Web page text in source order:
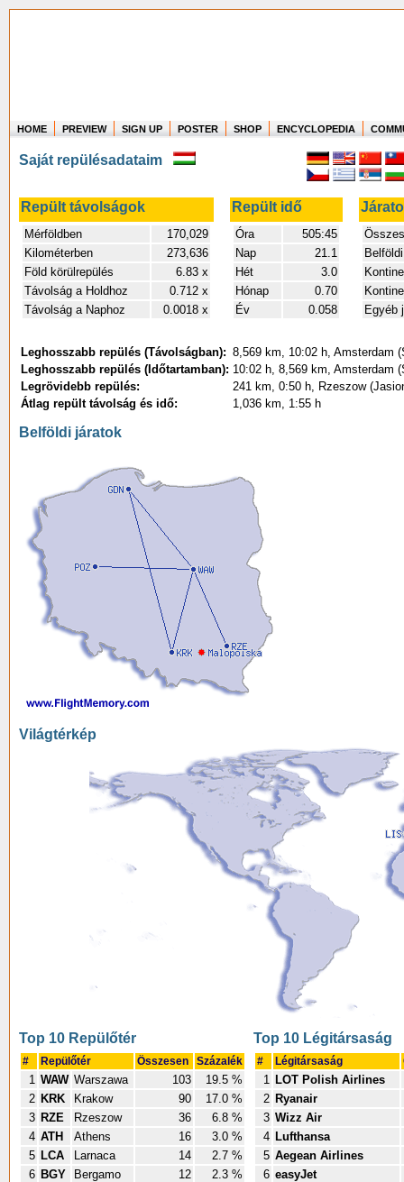
Where in the world have you flown?
How long have you been in the air?
Create your own FlightMemory and see!
HOME PREVIEW SIGN UP POSTER SHOP ENCYCLOPEDIA
Saját repülésadataim
Repült távolságok Repült idő
Mérföldben
170,029
Kilométerben
273,636
Föld körülrepülés
6.83 x
Távolság a Holdhoz
0.712 x
Távolság a Naphoz
0.0018 x
Óra
505:45
Nap
21.1
Hét
3.0
Hónap
0.70
Év
0.058
Belföldi
Egyéb
Leghosszabb repülés (Távolságban): 8,569 km, 10:02 h, Amsterdam
Leghosszabb repülés (Időtartamban): 10:02 h, 8,569 km, Amsterdam
Legrövidebb repülés:
241 km, 0:50 h, Rzeszow
Átlag repült távolság és idő:
1,036 km, 1:55 h
Belföldi járatok
Világtérkép
Top 10 Repülőtér
# Repülőtér Összesen Százalék
1 WAW Warszawa 103
19.5 %
2 KRK Krakow 90
17.0 %
3 RZE Rzeszow 36
6.8 %
4 ATH Athens 16
3.0 %
5 LCA Larnaca 14
2.7 %
6 BGY Bergamo 12
2.3 %
Top 10 Légitársaság
# Légitársaság
1 LOT Polish Airlines
2 Ryanair
3 Wizz Air
4 Lufthansa
5 Aegean Airlines
6 easyJet